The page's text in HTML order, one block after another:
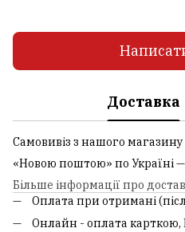
Доставка
Самовивіз з нашого
«Новою поштою» по Україні —
Більше інформації про
Оплата при отримані
Онлайн - оплата карткою,